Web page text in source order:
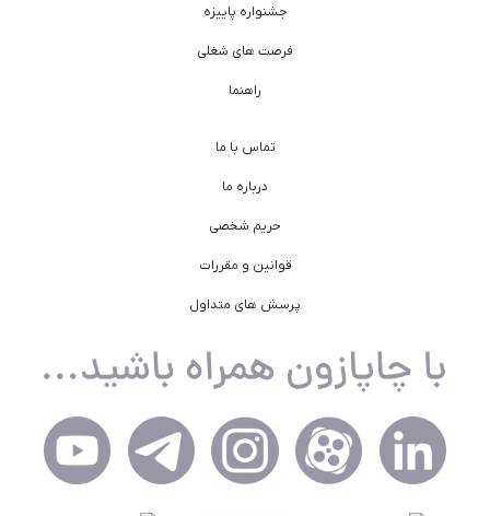
جشنواره پاییزه
فرصت های شغلی
راهنما
تماس با ما
درباره ما
حریم شخصی
قوانین و مقررات
پرسش های متداول